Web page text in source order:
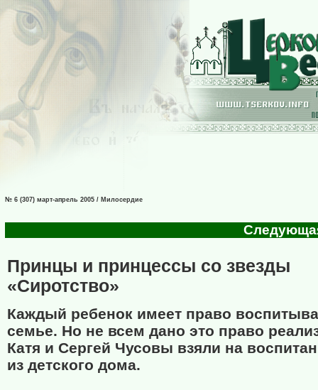
№ 6 (307) март-апрель 2005 / Милосердие
Принцы и принцессы со звезды
«Сиротство»
Каждый ребенок имеет право
семье. Но не всем дано это право
Катя и Сергей Чусовы взяли на
из детского дома.